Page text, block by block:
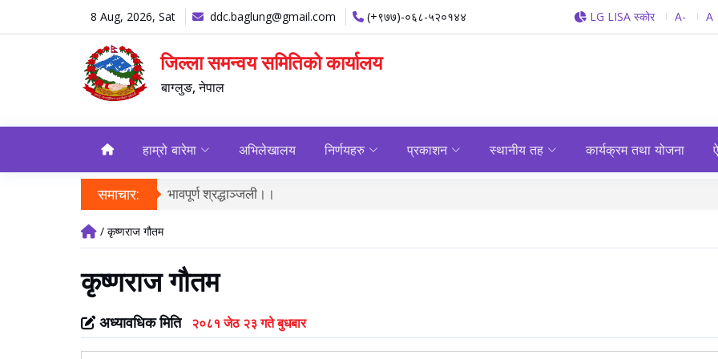
8 Aug, 2026, Sat ddc.baglung@gmail.com (+९७७)-०६८-५२०१४४ LG LISA स्कोर A- A
जिल्ला समन्वय समितिको कार्यालय
बाग्लुङ, नेपाल
हाम्रो बारेमा अभिलेखालय निर्णयहरु प्रकाशन स्थानीय तह कार्यक्रम तथा योजना
समाचार: भावपूर्ण श्रद्धाञ्जली।।
/ कृष्णराज गौतम
कृष्णराज गौतम
अध्यावधिक मिति २०८१ जेठ २३ गते बुधबार